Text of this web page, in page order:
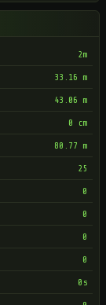
2m
33.16 m
43.06 m
0 cm
80.77 m
25
0
0
0
0
0s